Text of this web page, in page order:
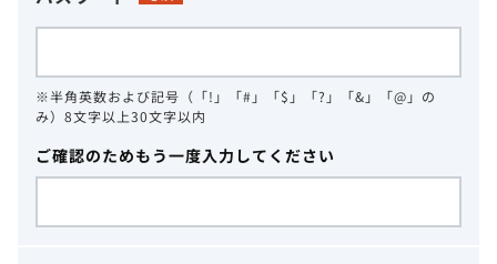
※半角英数および記号（「!」「#」「$」「?」「&」「@」の
み）8文字以上30文字以内
ご確認のためもう一度入力してください